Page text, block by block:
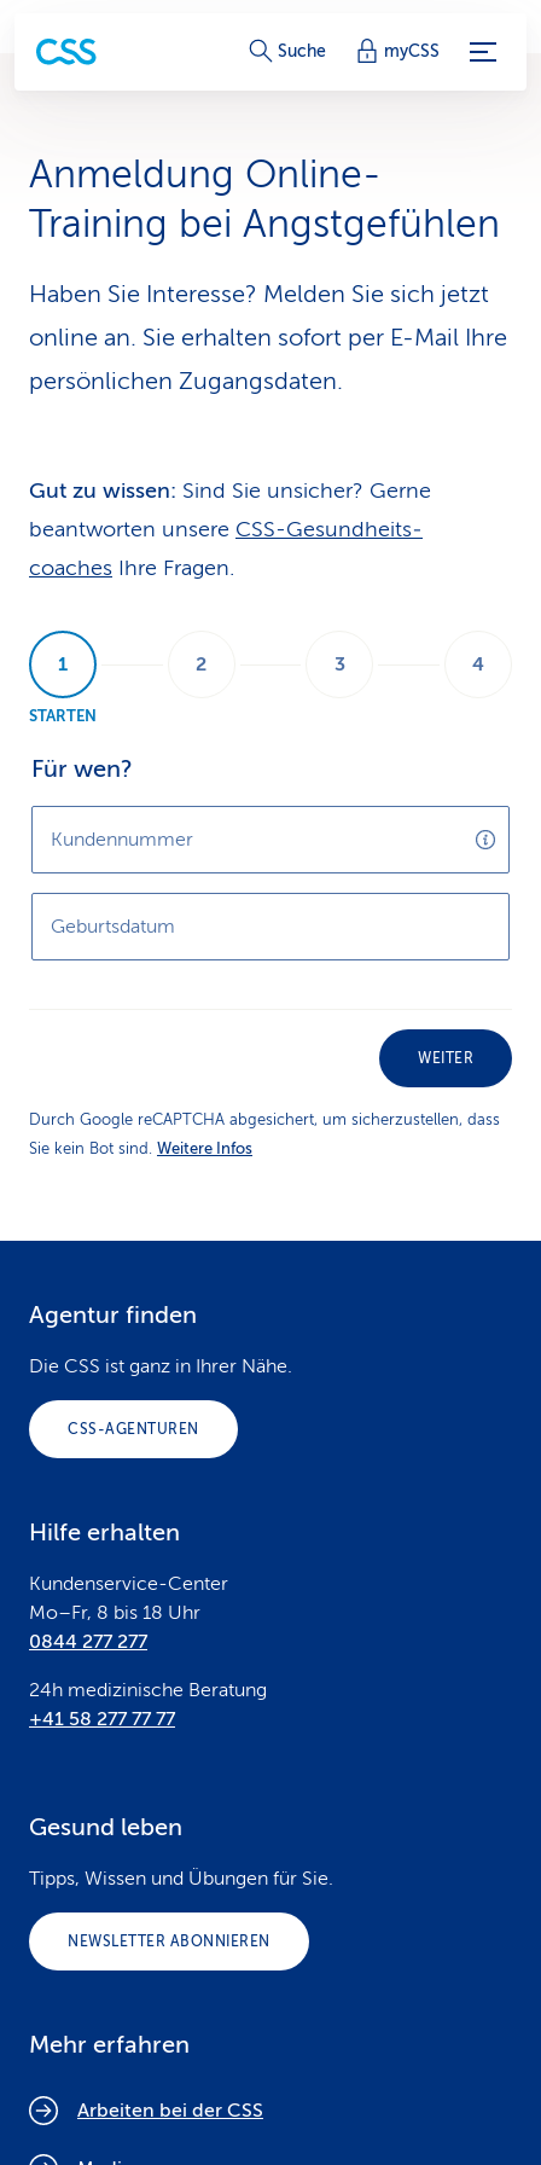
S
r
v
c
e
-
i
n
Suche myCSS
Anmeldung Online-
Training bei Angstgefühlen
Haben Sie Interesse? Melden Sie sich jetzt
online an. Sie erhalten sofort per E-Mail Ihre
persönlichen Zugangsdaten.
Gut zu wissen: Sind Sie unsicher? Gerne
beantworten unsere CSS-Gesund­heits­
coaches Ihre Fragen.
STARTEN
Für wen?
Kundennummer
Geburtsdatum
WEITER
Durch Google reCAPTCHA abgesichert, um sicherzustellen, dass
Sie kein Bot sind. Weitere Infos
Agentur finden
Die CSS ist ganz in Ihrer Nähe.
CSS-AGENTUREN
Hilfe erhalten
Kundenservice-Center
Mo–Fr, 8 bis 18 Uhr
0844 277 277
24h medizinische Beratung
+41 58 277 77 77
Gesund leben
Tipps, Wissen und Übungen für Sie.
NEWSLETTER ABONNIEREN
Mehr erfahren
Arbeiten bei der CSS